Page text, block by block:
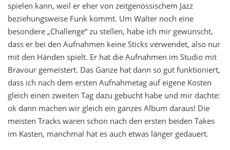
spielen kann, weil er eher von zeitgenössischem Jazz
beziehungsweise Funk kommt. Um Walter noch eine
besondere „Challenge“ zu stellen, habe ich mir gewünscht,
dass er bei den Aufnahmen keine Sticks verwendet, also nur
mit den Händen spielt. Er hat die Aufnahmen im Studio mit
Bravour gemeistert. Das Ganze hat dann so gut funktioniert,
dass ich nach dem ersten Aufnahmetag auf eigene Kosten
gleich einen zweiten Tag dazu gebucht habe und mir dachte:
ok dann machen wir gleich ein ganzes Album daraus! Die
meisten Tracks waren schon nach den ersten beiden Takes
im Kasten, manchmal hat es auch etwas länger gedauert.